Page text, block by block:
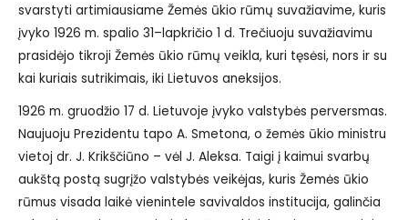
svarstyti artimiausiame Žemės ūkio rūmų suvažiavime, kuris
įvyko 1926 m. spalio 31–lapkričio 1 d. Trečiuoju suvažiavimu
prasidėjo tikroji Žemės ūkio rūmų veikla, kuri tęsėsi, nors ir su
kai kuriais sutrikimais, iki Lietuvos aneksijos.
1926 m. gruodžio 17 d. Lietuvoje įvyko valstybės perversmas.
Naujuoju Prezidentu tapo A. Smetona, o žemės ūkio ministru
vietoj dr. J. Krikščiūno – vėl J. Aleksa. Taigi į kaimui svarbų
aukštą postą sugrįžo valstybės veikėjas, kuris Žemės ūkio
rūmus visada laikė vienintele savivaldos institucija, galinčia